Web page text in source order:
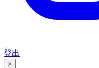
登出
×